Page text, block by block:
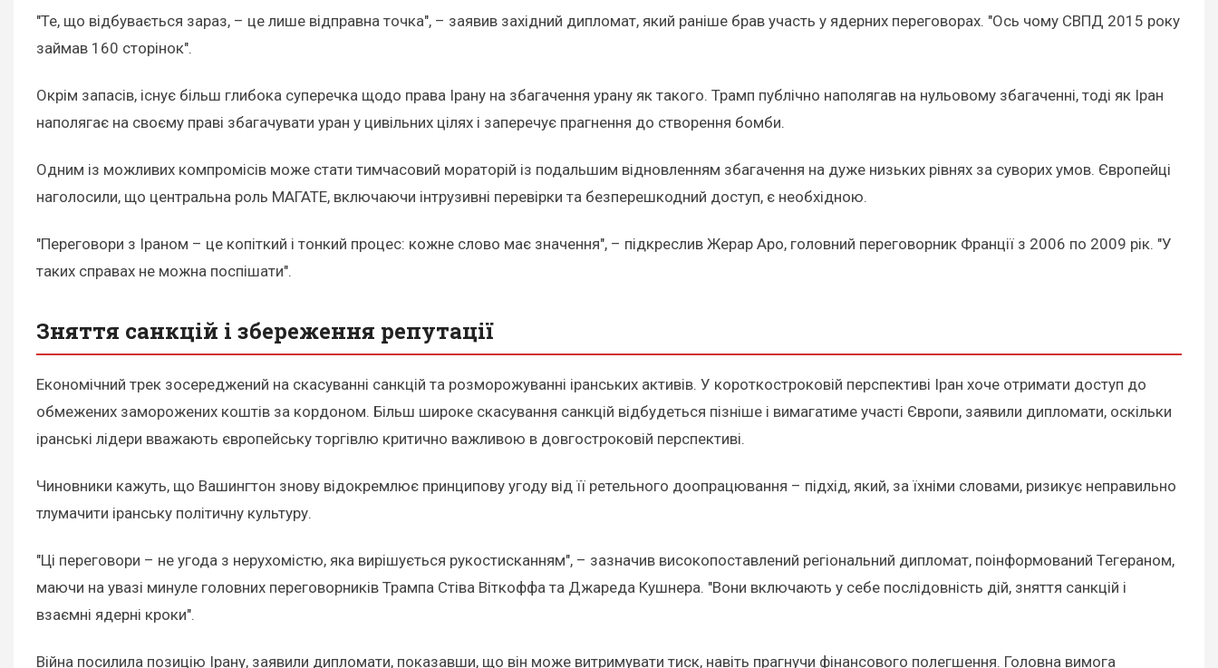
"Те, що відбувається зараз, – це лише відправна точка", – заявив західний дипломат, який раніше брав участь у ядерних переговорах. "Ось чому СВПД 2015 року
займав 160 сторінок".
Окрім запасів, існує більш глибока суперечка щодо права Ірану на збагачення урану як такого. Трамп публічно наполягав на нульовому збагаченні, тоді як Іран
наполягає на своєму праві збагачувати уран у цивільних цілях і заперечує прагнення до створення бомби.
Одним із можливих компромісів може стати тимчасовий мораторій із подальшим відновленням збагачення на дуже низьких рівнях за суворих умов. Європейці
наголосили, що центральна роль МАГАТЕ, включаючи інтрузивні перевірки та безперешкодний доступ, є необхідною.
"Переговори з Іраном – це копіткий і тонкий процес: кожне слово має значення", – підкреслив Жерар Аро, головний переговорник Франції з 2006 по 2009 рік. "У
таких справах не можна поспішати".
Зняття санкцій і збереження репутації
Економічний трек зосереджений на скасуванні санкцій та розморожуванні іранських активів. У короткостроковій перспективі Іран хоче отримати доступ до
обмежених заморожених коштів за кордоном. Більш широке скасування санкцій відбудеться пізніше і вимагатиме участі Європи, заявили дипломати, оскільки
іранські лідери вважають європейську торгівлю критично важливою в довгостроковій перспективі.
Чиновники кажуть, що Вашингтон знову відокремлює принципову угоду від її ретельного доопрацювання – підхід, який, за їхніми словами, ризикує неправильно
тлумачити іранську політичну культуру.
"Ці переговори – не угода з нерухомістю, яка вирішується рукостисканням", – зазначив високопоставлений регіональний дипломат, поінформований Тегераном,
маючи на увазі минуле головних переговорників Трампа Стіва Віткоффа та Джареда Кушнера. "Вони включають у себе послідовність дій, зняття санкцій і
взаємні ядерні кроки".
Війна посилила позицію Ірану, заявили дипломати, показавши, що він може витримувати тиск, навіть прагнучи фінансового полегшення. Головна вимога